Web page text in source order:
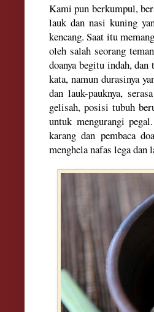
Kami pun berkumpul,
lauk dan nasi kuning
kencang. Saat itu
oleh salah seorang tema
doanyabegitu indah,dan
kata, namun durasinya
dan lauk-pauknya, s
gelisah, posisi tubuh
untuk mengurangi pegal
karang dan pembaca
menghela nafas legadan